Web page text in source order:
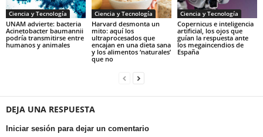
Ciencia y Tecnología
UNAM advierte: bacteria
Acinetobacter baumannii
podría transmitirse entre
humanos y animales
Ciencia y Tecnología
Harvard desmonta un
mito: aquí los
ultraprocesados que
encajan en una dieta sana
y los alimentos ‘naturales’
que no
Ciencia y Tecnología
Copernicus e inteligencia
artificial, los ojos que
guían la respuesta ante
los megaincendios de
España
DEJA UNA RESPUESTA
Iniciar sesión para dejar un comentario